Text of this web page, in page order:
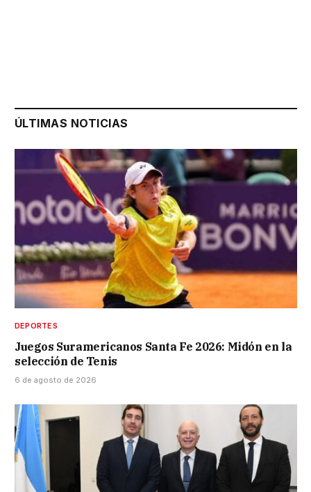
ÚLTIMAS NOTICIAS
DEPORTES
Juegos Suramericanos Santa Fe 2026: Midón en la
selección de Tenis
6 de agosto de 2026